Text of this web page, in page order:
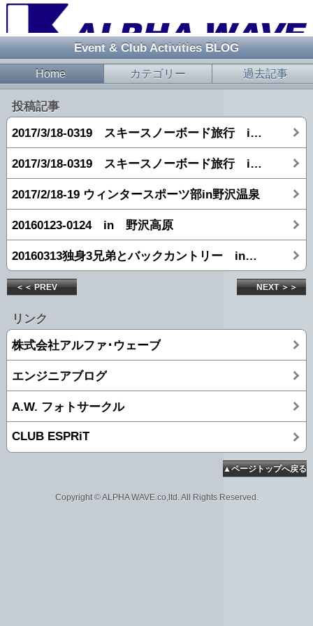
Event & Club Activities BLOG
Home カテゴリー 過去記事
投稿記事
2017/3/18-0319 スキースノーボード旅行 in 志賀高原 【2日目】
2017/3/18-0319 スキースノーボード旅行 in 志賀高原 【1日目】
2017/2/18-19 ウィンタースポーツ部in野沢温泉
20160123-0124 in 野沢高原
20160313独身3兄弟とバックカントリー in 志賀高原
＜＜ PREV NEXT ＞＞
リンク
株式会社アルファ･ウェーブ
エンジニアブログ
A.W. フォトサークル
CLUB ESPRiT
▲ページトップへ戻る
Copyright © ALPHA WAVE.co,ltd. All Rights Reserved.